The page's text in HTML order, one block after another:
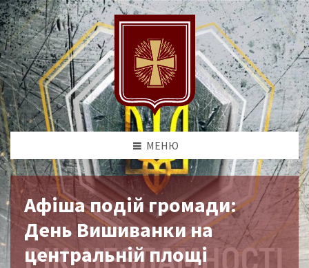
МЕНЮ
Афіша подій громади:
День Вишиванки на
центральній площі